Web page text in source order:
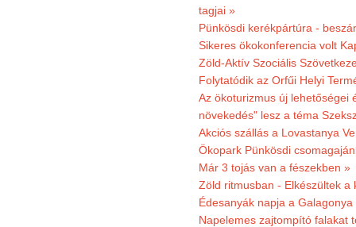
tagjai »
Pünkösdi kerékpártúra -
Sikeres ökokonferencia volt
Zöld-Aktív Szociális
Folytatódik az Orfűi Helyi
Az ökoturizmus új lehetőségei
növekedés" lesz a téma
Akciós szállás a Lovastanya
Ökopark Pünkösdi
Már 3 tojás van a fészekben »
Zöld ritmusban - Elkészültek
Édesanyák napja a
Napelemes zajtompító falakat